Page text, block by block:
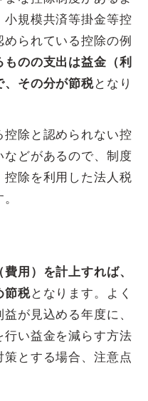
小規模共済等掛金等控
られている控除の例
のの支出は益金（利
、その分が節税となり
除と認められない控
どがあるので、制度
控除を利用した法人税
費用）を計上すれば、
節税となります。よく
が見込める年度に、
い益金を減らす方法
とする場合、注意点